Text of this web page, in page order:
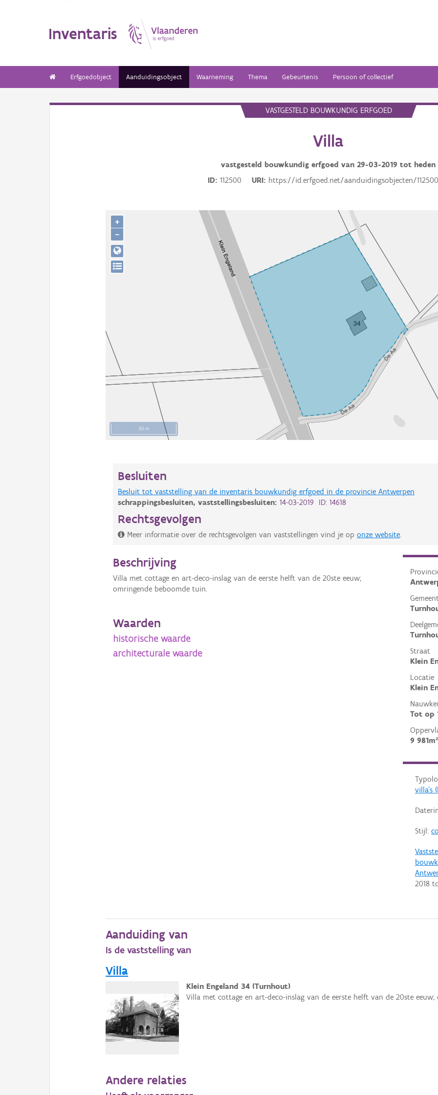
Inventaris
Erfgoedobject Aanduidingsobject Waarneming Thema Gebeurtenis Persoon of collectief
VASTGESTELD BOUWKUNDIG ERFGOED
Villa
vastgesteld bouwkundig erfgoed van29-03-2019 tot heden
ID
112500 URI https://id.erfgoed.net/aanduidingsobjecten/112500
50 m
+
−
Besluiten
Besluit tot vaststelling van de inventaris bouwkundig erfgoed in de provincie Antwerpen
schrappingsbesluiten,vaststellingsbesluiten:14-03-2019 ID: 14618
Rechtsgevolgen
Meer informatie over de rechtsgevolgen van vaststellingen vind je oponze website.
Straat
Klein
Locatie
Klein
Tot op
9 981m²
villa's
Stijl:
2018
Beschrijving
Villa met cottage en art-deco-inslag van de eerste helft van de 20ste eeuw;
omringende beboomde tuin.
Waarden
historische waarde
architecturale waarde
Aanduiding van
Is de vaststelling van
Villa
Klein Engeland 34 (Turnhout)
Villa met cottage en art-deco-inslag van de eerste helft van de 20ste
Andere relaties